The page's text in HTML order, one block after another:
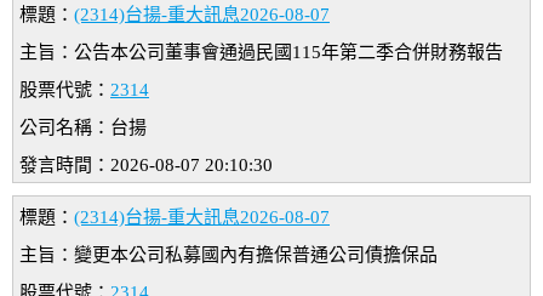
標題： (2314)台揚-重大訊息2026-08-07
主旨：公告本公司董事會通過民國115年第二季合併財務報告
股票代號： 2314
公司名稱：台揚
發言時間：2026-08-07 20:10:30
標題： (2314)台揚-重大訊息2026-08-07
主旨：變更本公司私募國內有擔保普通公司債擔保品